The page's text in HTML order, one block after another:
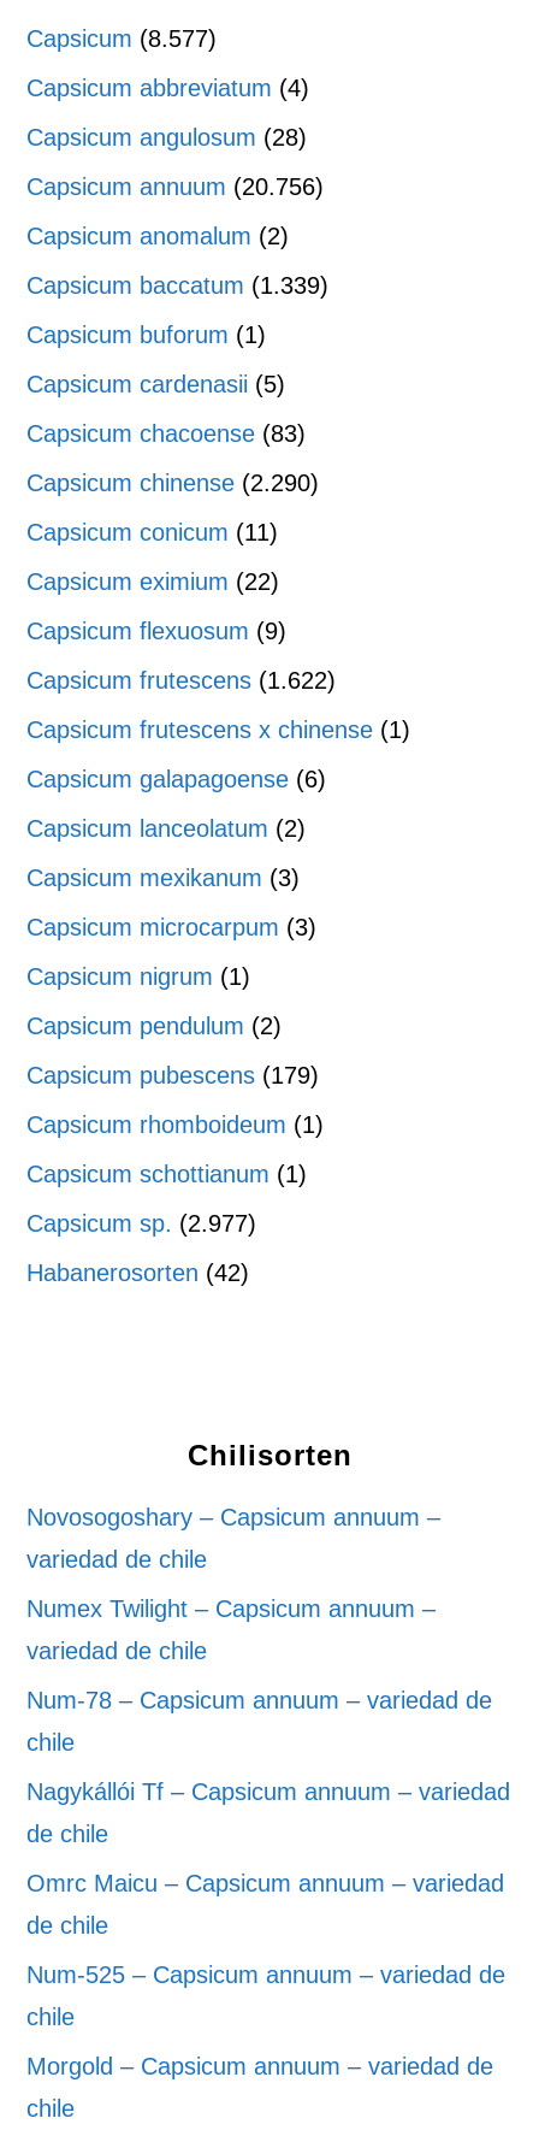
Capsicum (8.577)
Capsicum abbreviatum (4)
Capsicum angulosum (28)
Capsicum annuum (20.756)
Capsicum anomalum (2)
Capsicum baccatum (1.339)
Capsicum buforum (1)
Capsicum cardenasii (5)
Capsicum chacoense (83)
Capsicum chinense (2.290)
Capsicum conicum (11)
Capsicum eximium (22)
Capsicum flexuosum (9)
Capsicum frutescens (1.622)
Capsicum frutescens x chinense (1)
Capsicum galapagoense (6)
Capsicum lanceolatum (2)
Capsicum mexikanum (3)
Capsicum microcarpum (3)
Capsicum nigrum (1)
Capsicum pendulum (2)
Capsicum pubescens (179)
Capsicum rhomboideum (1)
Capsicum schottianum (1)
Capsicum sp. (2.977)
Habanerosorten (42)
Chilisorten
Novosogoshary – Capsicum annuum –
variedad de chile
Numex Twilight – Capsicum annuum –
variedad de chile
Num-78 – Capsicum annuum – variedad de
chile
Nagykállói Tf – Capsicum annuum – variedad
de chile
Omrc Maicu – Capsicum annuum – variedad
de chile
Num-525 – Capsicum annuum – variedad de
chile
Morgold – Capsicum annuum – variedad de
chile